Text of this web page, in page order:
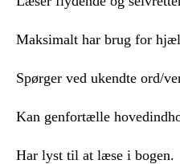
Maksimalt har brug for
Spørger ved ukendte ord/
Kan genfortælle
Har lyst til at læse i bogen.